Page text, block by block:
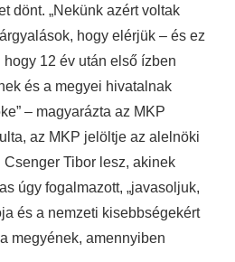
dönt. „Nekünk azért voltak
hogy elérjük – és ez
12 év után első ízben
és a megyei hivatalnak
– magyarázta az MKP
az MKP jelöltje az alelnöki
Tibor lesz, akinek
úgy fogalmazott, „javasoljuk,
és a nemzeti kisebbségekért
megyének, amennyiben